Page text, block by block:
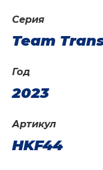
Год
2023
Артикул
HKF44
Серия
Team